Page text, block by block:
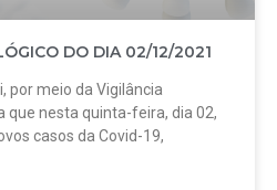
DO DIA 02/12/2021
por meio da Vigilância
que nesta quinta-feira, dia 02,
casos da Covid-19,